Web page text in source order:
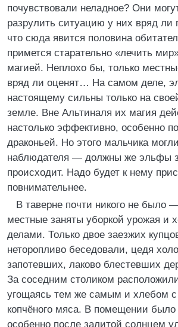
почувствовали неладное? Они
разрулить ситуацию у них вряд ли
что сюда явится половина
примется старательно «лечить
магией. Неплохо бы, только
вряд ли оценят… На самом деле,
настоящему сильны только на
земле. Вне Альтиналя их магия
настолько эффективно, особенно
драконьей. Но этого мальчика
наблюдателя — должны же эльфы
происходит. Надо будет к нему
повнимательнее.
В таверне почти никого не было
местные заняты уборкой урожая и
делами. Только двое заезжих
неторопливо беседовали, цедя
запотевших, лаково блестевших
За соседним столиком
угощаясь тем же самым и хлебом
копчёного мяса. В помещении было
особенно после залитой солнцем